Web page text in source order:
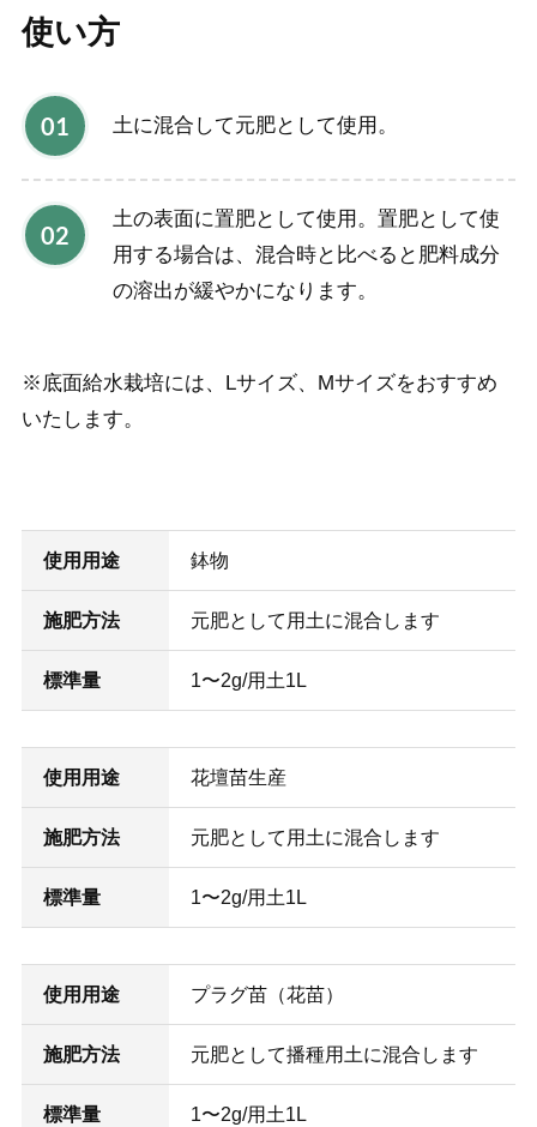
使い方
土に混合して元肥として使用。
土の表面に置肥として使用。置肥として使
用する場合は、混合時と比べると肥料成分
の溶出が緩やかになります。
※底面給水栽培には、Lサイズ、Mサイズをおすすめ
いたします。
使用用途 鉢物
施肥方法 元肥として用土に混合します
標準量 1〜2g/用土1L
使用用途 花壇苗生産
施肥方法 元肥として用土に混合します
標準量 1〜2g/用土1L
使用用途 プラグ苗（花苗）
施肥方法 元肥として播種用土に混合します
標準量 1〜2g/用土1L